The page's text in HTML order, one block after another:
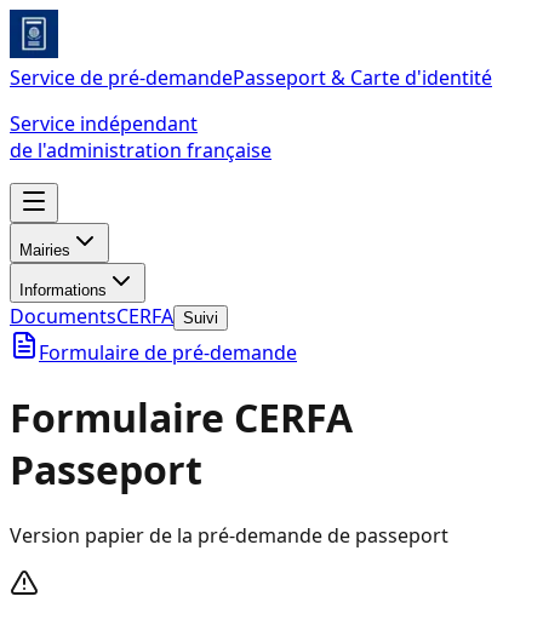
Service de pré-demandePasseport & Carte d'identité
Service indépendant
de l'administration française
Mairies
Informations
DocumentsCERFA Suivi
Formulaire de pré-demande
Formulaire CERFA
Passeport
Version papier de la pré-demande de passeport